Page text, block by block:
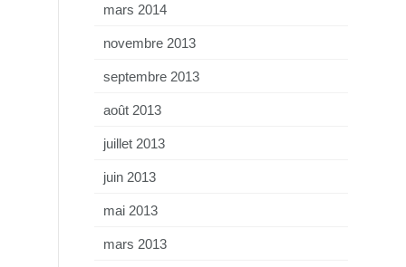
mars 2014
novembre 2013
septembre 2013
août 2013
juillet 2013
juin 2013
mai 2013
mars 2013